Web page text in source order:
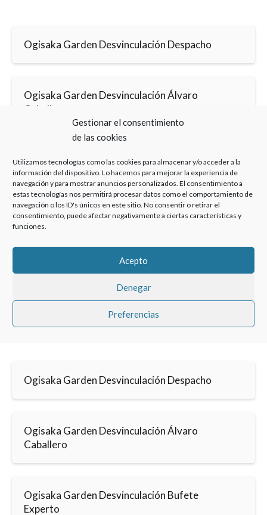
Gestionar el consentimiento
de las cookies
Utilizamos tecnologías como las cookies para almacenar y/o acceder a la
información del dispositivo. Lo hacemos para mejorar la experiencia de
navegación y para mostrar anuncios personalizados. El consentimiento a
estas tecnologías nos permitirá procesar datos como el comportamiento de
navegación o los ID's únicos en este sitio. No consentir o retirar el
consentimiento, puede afectar negativamente a ciertas características y
funciones.
Acepto
Denegar
Preferencias
Ogisaka Garden Desvinculación Despacho
Ogisaka Garden Desvinculación Álvaro
Caballero
Haz clic para aceptar cookies de marketing y
permitir este contenido
Ogisaka Garden Desvinculación Despacho
Ogisaka Garden Desvinculación Álvaro
Caballero
Ogisaka Garden Desvinculación Bufete
Experto